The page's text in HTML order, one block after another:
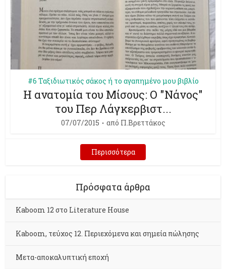
#6 Ταξιδιωτικός σάκος ή το αγαπημένο μου βιβλίο
Η ανατομία του Μίσους: Ο "Νάνος"
07/07/2015 από Π.Βρεττάκος
Περισσότερα
Πρόσφατα άρθρα
Kaboom 12 στο Literature House
Kaboom, τεύχος 12. Περιεχόμενα και σημεία πώλησης
Μετα-αποκαλυπτική εποχή